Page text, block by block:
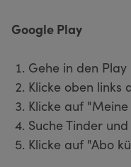
Google Play
Gehe in den
Klicke oben links
Klicke auf "Meine
Suche Tinder
Klicke auf "Abo